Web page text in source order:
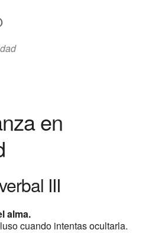
en
III
alma.
cuando intentas ocultarla.